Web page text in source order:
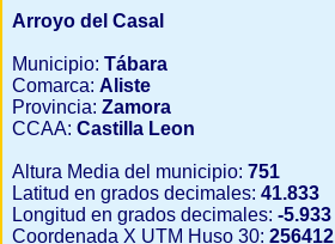
Arroyo del Casal
Municipio: Tábara
Comarca: Aliste
Provincia: Zamora
CCAA: Castilla Leon
Altura Media del municipio: 751
Latitud en grados decimales: 41.833
Longitud en grados decimales: -5.933
Coordenada X UTM Huso 30: 256412